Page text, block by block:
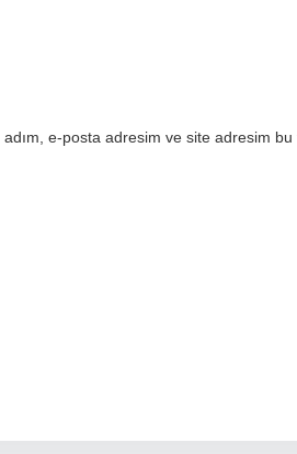
e-posta adresim ve site adresim bu